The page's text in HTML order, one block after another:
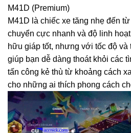
M41D (Premium)
M41D là chiếc xe tăng nhẹ đến
chuyển cực nhanh và độ linh
hữu giáp tốt, nhưng với tốc độ và
giúp bạn dễ dàng thoát khỏi các
tấn công kẻ thù từ khoảng cách
cho những ai thích phong cách